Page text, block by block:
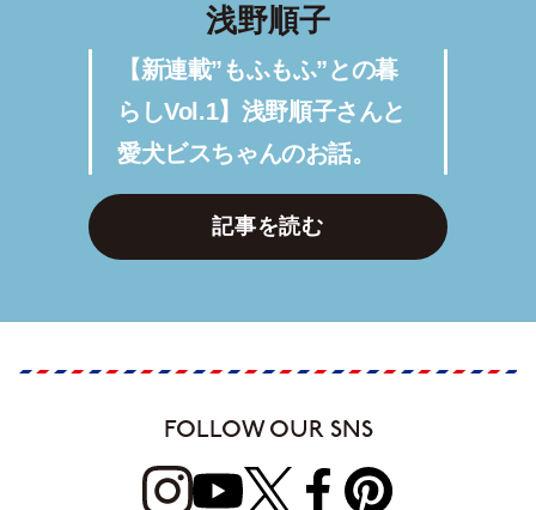
浅野順子
【新連載”もふもふ”との暮
らしVol.1】浅野順子さんと
愛犬ビスちゃんのお話。
記事を読む
FOLLOW OUR SNS